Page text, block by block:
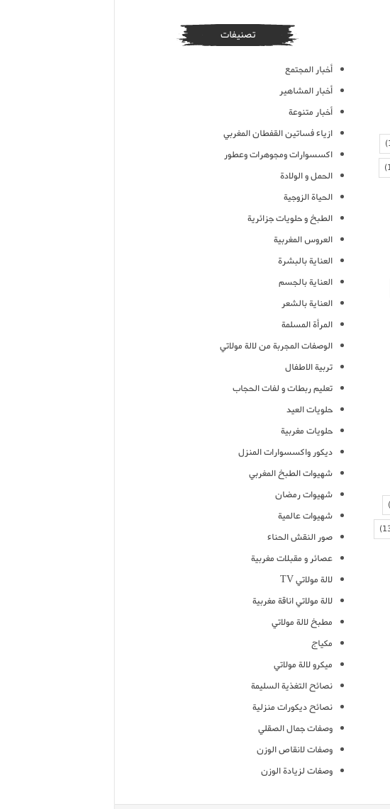
تصنيفات
أخبار المجتمع
أخبار المشاهير
أخبار متنوعة
ازياء فساتين القفطان المغربي
اكسسوارات ومجوهرات وعطور
الحمل و الولادة
الحياة الزوجية
الطبخ و حلويات جزائرية
العروس المغربية
العناية بالبشرة
العناية بالجسم
العناية بالشعر
المرأة المسلمة
الوصفات المجربة من لالة مولاتي
تربية الاطفال
تعليم ربطات و لفات الحجاب
حلويات العيد
حلويات مغربية
ديكور واكسسوارات المنزل
شهيوات الطبخ المغربي
شهيوات رمضان
شهيوات عالمية
صور النقش الحناء
عصائر و مقبلات مغربية
لالة مولاتي TV
لالة مولاتي اناقة مغربية
مطبخ لالة مولاتي
مكياج
ميكرو لالة مولاتي
نصائح التغذية السليمة
نصائح ديكورات منزلية
وصفات جمال الصقلي
وصفات لانقاص الوزن
وصفات لزيادة الوزن